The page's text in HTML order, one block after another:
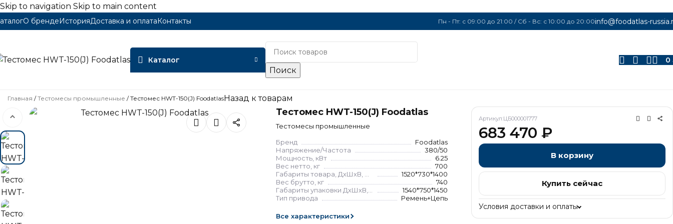
Skip to navigation Skip to main content
О брендеИсторияДоставка и оплатаКонтакты Пн - Пт: с 09:00 до 21:00 / Сб - Вс: с 10:00 до 20:00info@foodatlas-
Каталог
Поиск
0
Главная /Тестомесы промышленные /Тестомес HWT-150(J) FoodatlasНазад к товарам
Тестомес HWT-150(J) Foodatlas
Тестомесы промышленные
Бренд
Foodatlas
Напряжение/Частота
380/50
Мощность, кВт
6.25
Вес нетто, кг
700
1520*730*1400
Вес брутто, кг
740
1540*750*1450
Тип привода
Ремень+Цепь
Все характеристики
Артикул:ЦБ000001777
683 470 ₽
В корзину
Купить сейчас
Условия доставки и оплаты